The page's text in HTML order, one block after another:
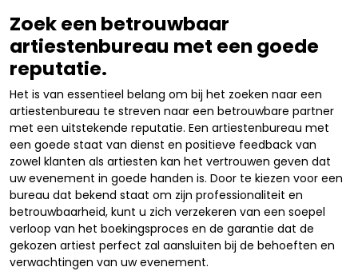
Zoek een betrouwbaar
artiestenbureau met een goede
reputatie.
Het is van essentieel belang om bij het zoeken naar een
artiestenbureau te streven naar een betrouwbare partner
met een uitstekende reputatie. Een artiestenbureau met
een goede staat van dienst en positieve feedback van
zowel klanten als artiesten kan het vertrouwen geven dat
uw evenement in goede handen is. Door te kiezen voor een
bureau dat bekend staat om zijn professionaliteit en
betrouwbaarheid, kunt u zich verzekeren van een soepel
verloop van het boekingsproces en de garantie dat de
gekozen artiest perfect zal aansluiten bij de behoeften en
verwachtingen van uw evenement.